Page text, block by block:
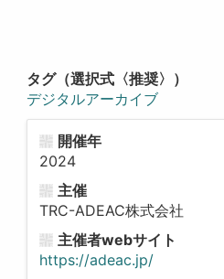
タグ（選択式〈推奨〉）
デジタルアーカイブ
開催年
2024
主催
TRC-ADEAC株式会社
主催者webサイト
https://adeac.jp/